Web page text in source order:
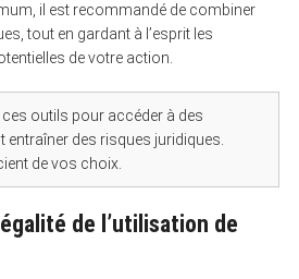
il est recommandé de combiner
tout en gardant à l’esprit les
de votre action.
ces outils pour accéder à des
des risques juridiques.
de vos choix.
de l’utilisation de